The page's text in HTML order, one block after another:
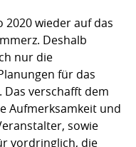
2020 wieder auf das
Deshalb
nur die
für das
verschafft dem
Aufmerksamkeit und
sowie
vordringlich, die